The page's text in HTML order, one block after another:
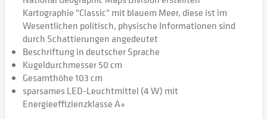
Kartographie "Classic" mit blauem Meer, diese ist im
Wesentlichen politisch, physische Informationen sind
durch Schattierungen angedeutet
Beschriftung in deutscher Sprache
Kugeldurchmesser 50 cm
Gesamthöhe 103 cm
sparsames LED-Leuchtmittel (4 W) mit
Energieeffizienzklasse A+